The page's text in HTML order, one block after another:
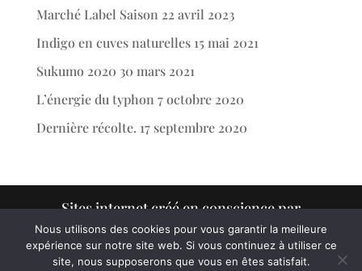
Marché Label Saison 22 avril 2023
Indigo en cuves naturelles 15 mai 2021
Sukumo 2020 30 mars 2021
L’énergie du typhon 7 octobre 2020
Dernière récolte. 17 septembre 2020
Sites internet créé en conscience par
www.victorcharruaud.com
Nous utilisons des cookies pour vous garantir la meilleure
expérience sur notre site web. Si vous continuez à utiliser ce
site, nous supposerons que vous en êtes satisfait.